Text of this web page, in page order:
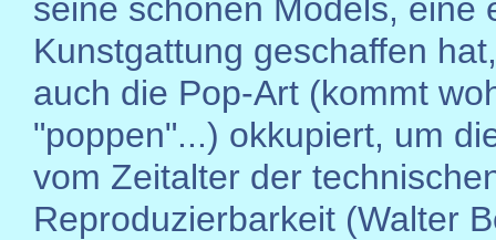
seine schönen Models, eine
Kunstgattung geschaffen
auch die Pop-Art (kommt
"poppen"...) okkupiert, um
vom Zeitalter der
Reproduzierbarkeit (Walter